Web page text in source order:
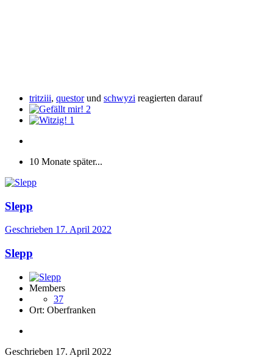
tritziii, questorund schwyzi reagierten darauf
2
1
10 Monate später...
Slepp
Geschrieben 17. April 2022
Slepp
Members
37
Ort: Oberfranken
Geschrieben 17. April 2022